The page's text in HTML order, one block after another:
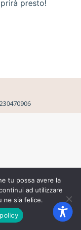
presto!
tu possa avere la
ad utilizzare
ne sia felice.